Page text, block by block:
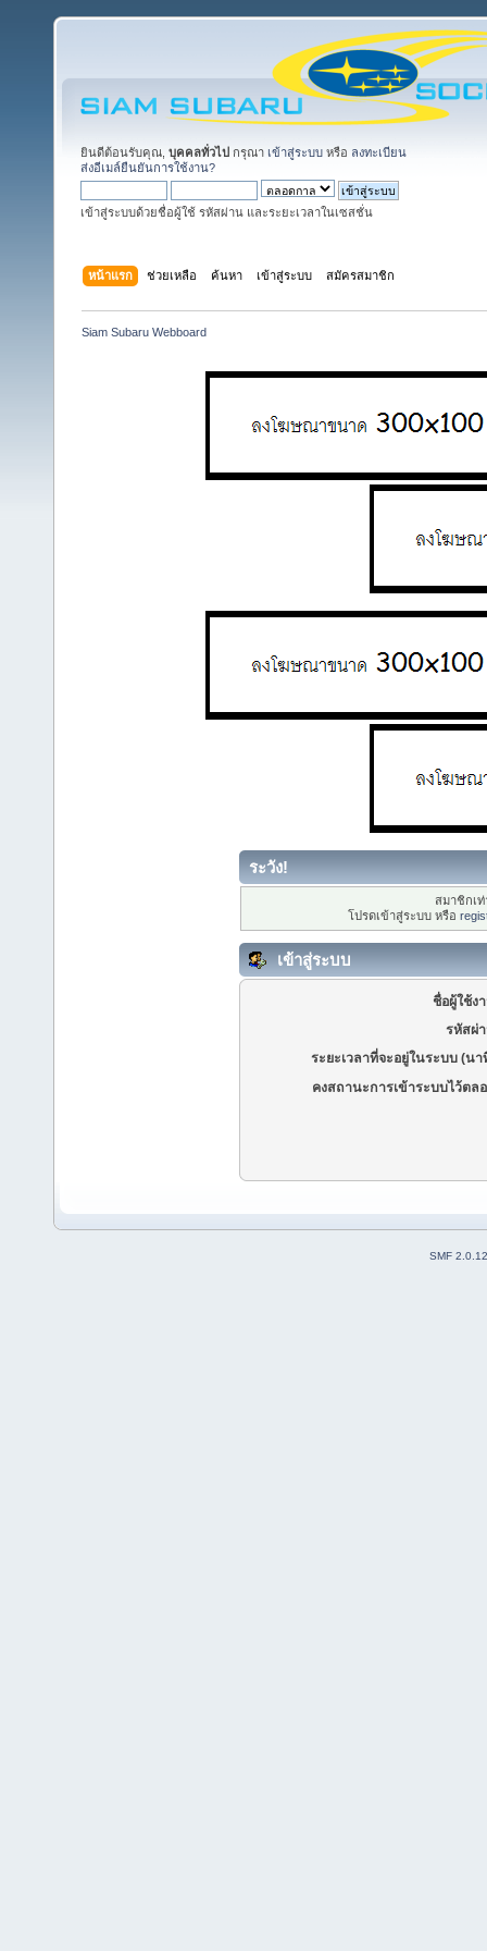
ยินดีต้อนรับคุณ, บุคคลทั่วไป กรุณา เข้าสู่ระบบ หรือ ลงทะเบียน
ส่งอีเมล์ยืนยันการใช้งาน?
เข้าสู่ระบบด้วยชื่อผู้ใช้ รหัสผ่าน และระยะเวลาในเซสชั่น
หน้าแรก ช่วยเหลือ ค้นหา เข้าสู่ระบบ สมัครสมาชิก
Siam Subaru Webboard
ระวัง!
สมาชิกเ
โปรดเข้าสู่ระบบ หรือ
เข้าสู่ระบบ
ชื่อผู้ใช้ง
รหัสผ่
ระยะเวลาที่จะอยู่ในระบบ (นา
คงสถานะการเข้าระบบไว้ตล
SMF 2.0.12